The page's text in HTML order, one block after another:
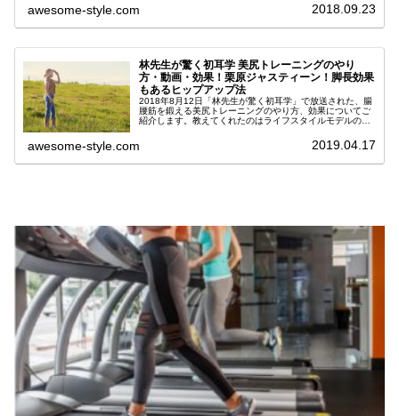
awesome-style.com 2018.09.23
林先生が驚く初耳学 美尻トレーニングのやり
方・動画・効果！栗原ジャスティーン！脚長効果
もあるヒップアップ法
2018年8月12日「林先生が驚く初耳学」で放送された、腸
腰筋を鍛える美尻トレーニングのやり方、効果についてご
紹介します。教えてくれたのはライフスタイルモデルの栗
awesome-style.com 2019.04.17